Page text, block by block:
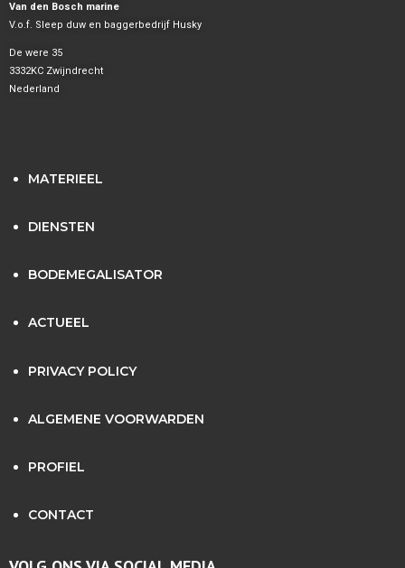
Van den Bosch marine
V.o.f. Sleep duw en baggerbedrijf Husky
De were 35
3332KC Zwijndrecht
Nederland
MATERIEEL
DIENSTEN
BODEMEGALISATOR
ACTUEEL
PRIVACY POLICY
ALGEMENE VOORWARDEN
PROFIEL
CONTACT